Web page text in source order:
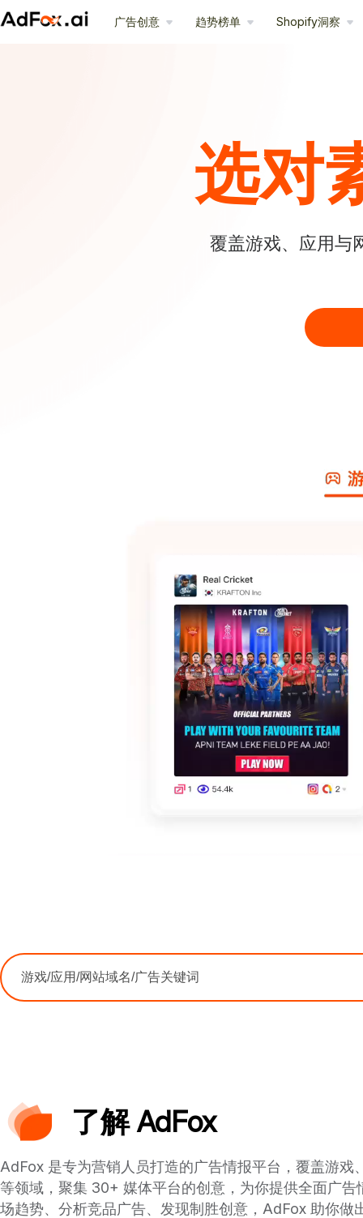
广告创意 趋势榜单 Shopify洞察
选对
覆盖游戏、应用与
了解 AdFox
AdFox 是专为营销人员打造的广告情报平台，覆盖游戏
等领域，聚集 30+ 媒体平台的创意，为你提供全面广告
场趋势、分析竞品广告、发现制胜创意，AdFox 助你做